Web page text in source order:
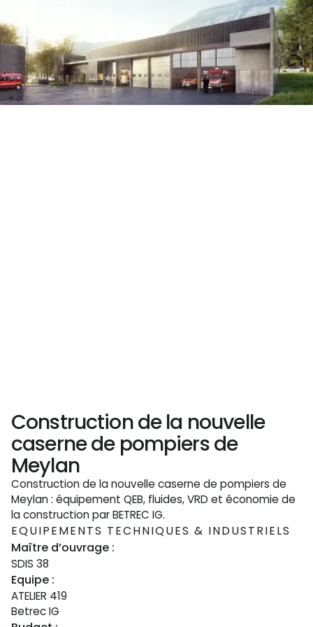
Construction de la nouvelle
caserne de pompiers de
Meylan
Construction de la nouvelle caserne de pompiers de
Meylan : équipement QEB, fluides, VRD et économie de
la construction par BETREC IG.
EQUIPEMENTS TECHNIQUES & INDUSTRIELS
Maître d’ouvrage :
SDIS 38
Equipe :
ATELIER 419
Betrec IG